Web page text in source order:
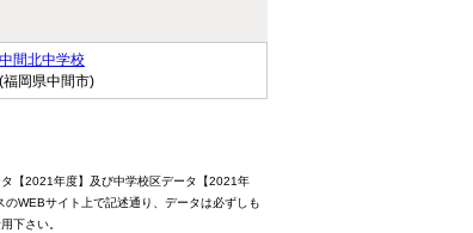
中間北中学校
(福岡県中間市)
【2021年度】及び中学校区データ【2021年
WEBサイト上で記述通り、データは必ずしも
下さい。